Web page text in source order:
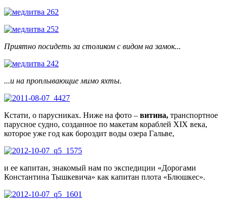
Приятно посидеть за столиком с видом на замок...
...и на проплывающие мимо яхты.
Кстати, о парусниках. Ниже на фото – витина, транспортное
парусное судно, созданное по макетам кораблей XIX века,
которое уже год как бороздит воды озера Гальве,
и ее капитан, знакомый нам по экспедиции «Дорогами
Константина Тышкевича» как капитан плота «Блюшкес».